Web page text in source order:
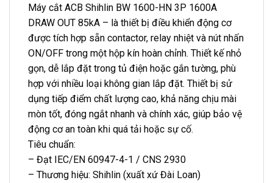
Máy cắt ACB Shihlin BW 1600-HN 3P 1600A
DRAW OUT 85kA – là thiết bị điều khiển động cơ
được tích hợp sẵn contactor, relay nhiệt và nút nhấn
ON/OFF trong một hộp kín hoàn chỉnh. Thiết kế nhỏ
gọn, dễ lắp đặt trong tủ điện hoặc gắn tường, phù
hợp với nhiều loại không gian lắp đặt. Thiết bị sử
dụng tiếp điểm chất lượng cao, khả năng chịu mài
mòn tốt, đóng ngắt nhanh và chính xác, giúp bảo vệ
động cơ an toàn khi quá tải hoặc sự cố.
Tiêu chuẩn:
– Đạt IEC/EN 60947-4-1 / CNS 2930
– Thương hiệu: Shihlin (xuất xứ Đài Loan)